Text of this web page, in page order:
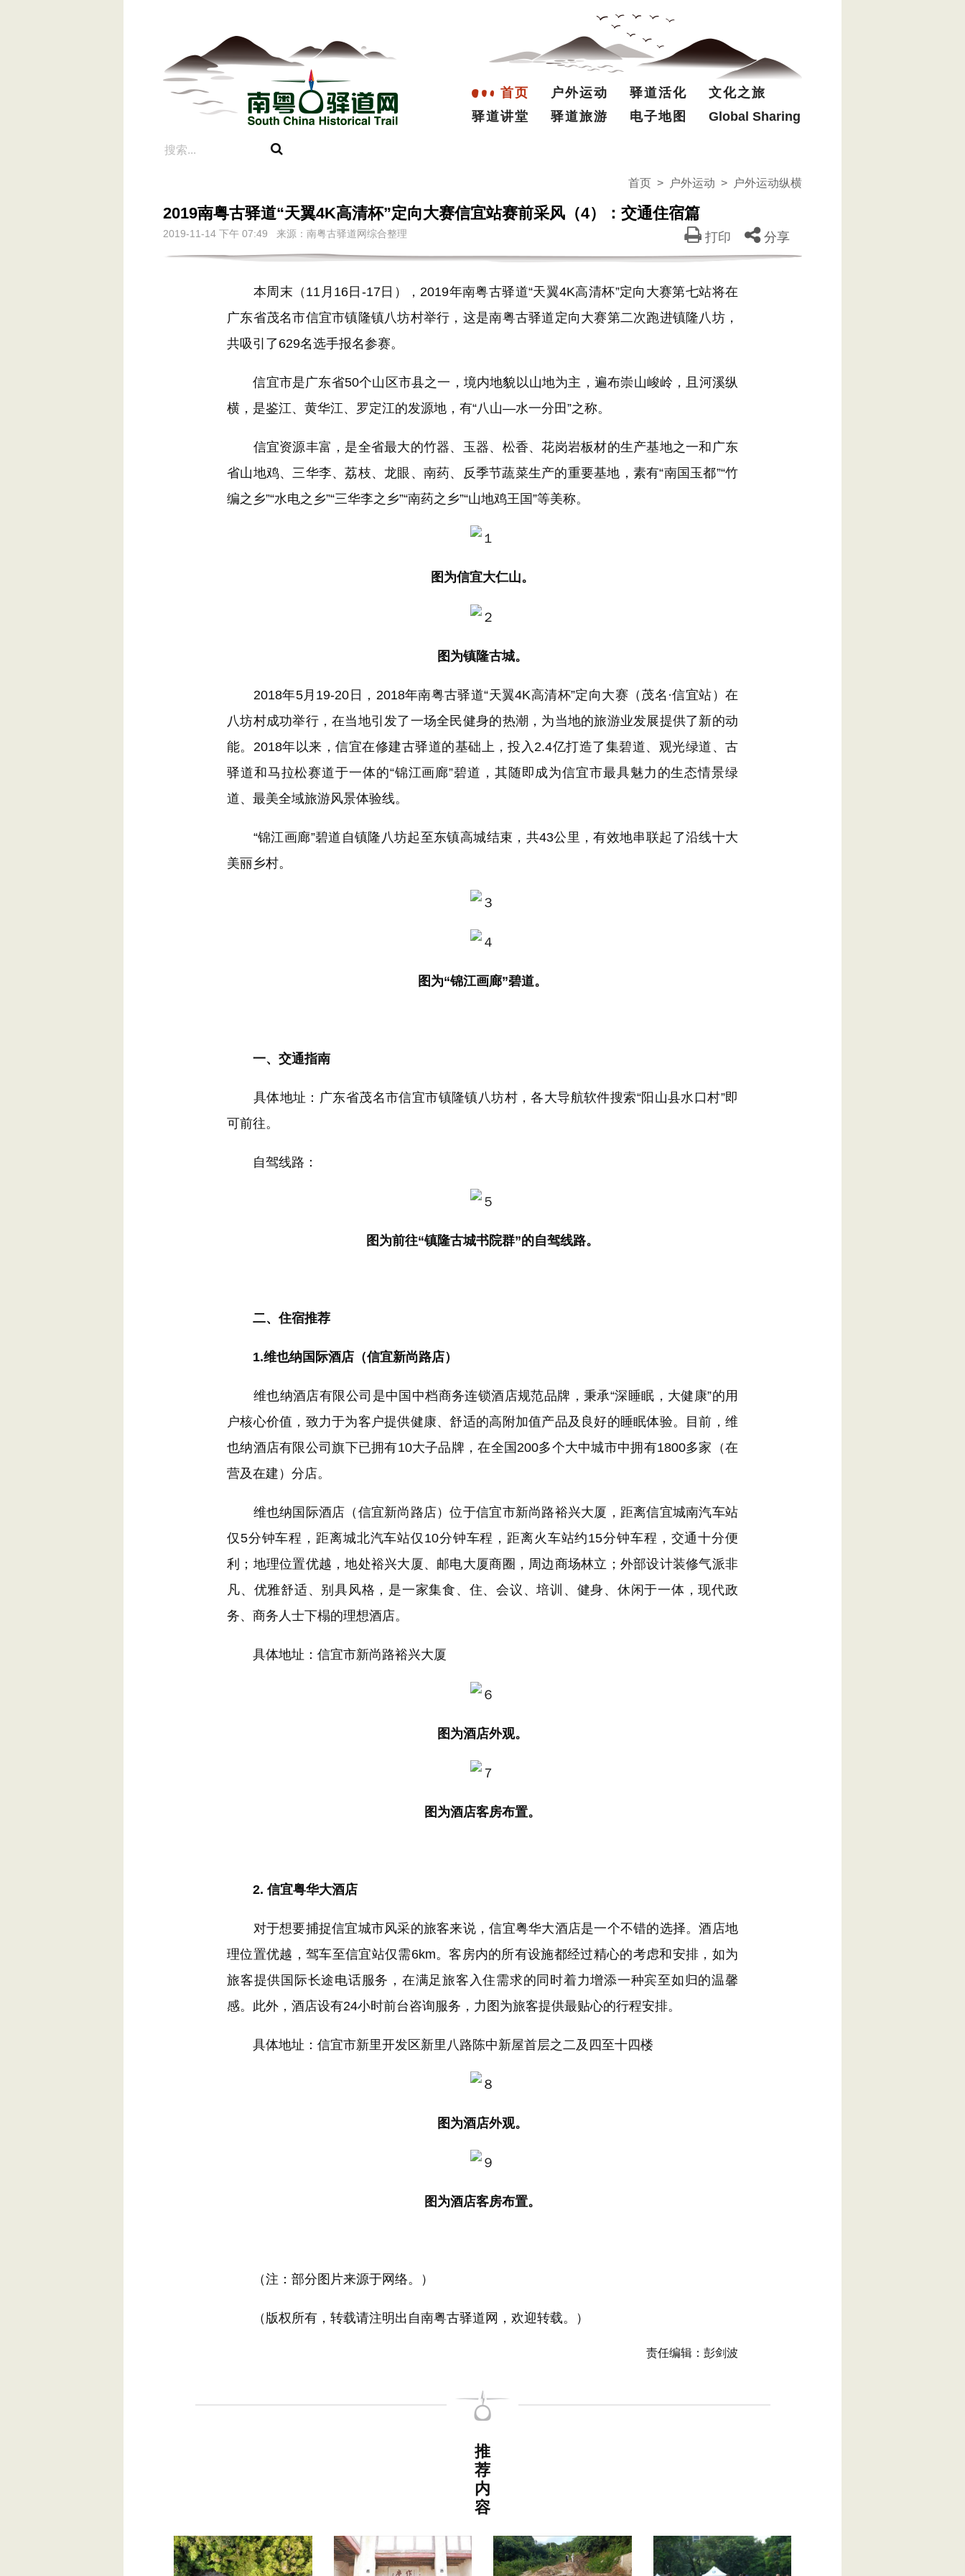
首页 户外运动 驿道活化
文化之旅
驿道讲堂
驿道旅游 电子地图 Global Sharing
首页 > 户外运动 > 户外运动纵横
2019南粤古驿道“天翼4K高清杯”定向大赛信宜站赛前采风（4）：交通住宿篇
2019-11-14 下午 07:49 来源：南粤古驿道网综合整理 打印 分享
本周末（11月16日-17日），2019年南粤古驿道“天翼4K高清杯”定向大赛第七站将在
广东省茂名市信宜市镇隆镇八坊村举行，这是南粤古驿道定向大赛第二次跑进镇隆八坊，
共吸引了629名选手报名参赛。
信宜市是广东省50个山区市县之一，境内地貌以山地为主，遍布崇山峻岭，且河溪纵
横，是鉴江、黄华江、罗定江的发源地，有“八山—水一分田”之称。
信宜资源丰富，是全省最大的竹器、玉器、松香、花岗岩板材的生产基地之一和广东
省山地鸡、三华李、荔枝、龙眼、南药、反季节蔬菜生产的重要基地，素有“南国玉都”“竹
编之乡”“水电之乡”“三华李之乡”“南药之乡”“山地鸡王国”等美称。
图为信宜大仁山。
图为镇隆古城。
2018年5月19-20日，2018年南粤古驿道“天翼4K高清杯”定向大赛（茂名·信宜站）在
八坊村成功举行，在当地引发了一场全民健身的热潮，为当地的旅游业发展提供了新的动
能。2018年以来，信宜在修建古驿道的基础上，投入2.4亿打造了集碧道、观光绿道、古
驿道和马拉松赛道于一体的“锦江画廊”碧道，其随即成为信宜市最具魅力的生态情景绿
道、最美全域旅游风景体验线。
“锦江画廊”碧道自镇隆八坊起至东镇高城结束，共43公里，有效地串联起了沿线十大
美丽乡村。
图为“锦江画廊”碧道。
一、 交通指南
具体地址：广东省茂名市信宜市镇隆镇八坊村，各大导航软件搜索“阳山县水口村”即
可前往。
自驾线路：
图为前往“镇隆古城书院群”的自驾线路。
二、住宿推荐
1.维也纳国际酒店（信宜新尚路店）
维也纳酒店有限公司是中国中档商务连锁酒店规范品牌，秉承“深睡眠，大健康”的用
户核心价值，致力于为客户提供健康、舒适的高附加值产品及良好的睡眠体验。目前，维
也纳酒店有限公司旗下已拥有10大子品牌，在全国200多个大中城市中拥有1800多家（在
营及在建）分店。
维也纳国际酒店（信宜新尚路店）位于信宜市新尚路裕兴大厦，距离信宜城南汽车站
仅5分钟车程，距离城北汽车站仅10分钟车程，距离火车站约15分钟车程，交通十分便
利；地理位置优越，地处裕兴大厦、邮电大厦商圈，周边商场林立；外部设计装修气派非
凡、优雅舒适、别具风格，是一家集食、住、会议、培训、健身、休闲于一体，现代政
务、商务人士下榻的理想酒店。
具体地址：信宜市新尚路裕兴大厦
图为酒店外观。
图为酒店客房布置。
2. 信宜粤华大酒店
对于想要捕捉信宜城市风采的旅客来说，信宜粤华大酒店是一个不错的选择。酒店地
理位置优越，驾车至信宜站仅需6km。客房内的所有设施都经过精心的考虑和安排，如为
旅客提供国际长途电话服务，在满足旅客入住需求的同时着力增添一种宾至如归的温馨
感。此外，酒店设有24小时前台咨询服务，力图为旅客提供最贴心的行程安排。
具体地址：信宜市新里开发区新里八路陈中新屋首层之二及四至十四楼
图为酒店外观。
图为酒店客房布置。
（注：部分图片来源于网络。）
（版权所有，转载请注明出自南粤古驿道网，欢迎转载。）
责任编辑：彭剑波
推
荐
内
容